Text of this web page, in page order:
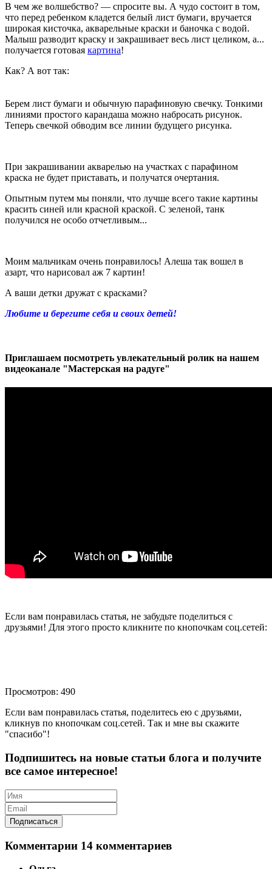
В чем же волшебство? — спросите вы. А чудо состоит в том,
что перед ребенком кладется белый лист бумаги, вручается
широкая кисточка, акварельные краски и баночка с водой.
Малыш разводит краску и закрашивает весь лист целиком, а...
получается готовая картина!
Как? А вот так:
Берем лист бумаги и обычную парафиновую свечку. Тонкими
линиями простого карандаша можно набросать рисунок.
Теперь свечкой обводим все линии будущего рисунка.
При закрашивании акварелью на участках с парафином
краска не будет приставать, и получатся очертания.
Опытным путем мы поняли, что лучше всего такие картины
красить синей или красной краской. С зеленой, танк
получился не особо отчетливым...
Моим мальчикам очень понравилось! Алеша так вошел в
азарт, что нарисовал аж 7 картин!
А ваши детки дружат с красками?
Любите и берегите себя и своих детей!
Приглашаем посмотреть увлекательный ролик на нашем
видеоканале "Мастерская на радуге"
Если вам понравилась статья, не забудьте поделиться с
друзьями! Для этого просто кликните по кнопочкам соц.сетей:
Просмотров: 490
Если вам понравилась статья, поделитесь ею с друзьями,
кликнув по кнопочкам соц.сетей. Так и мне вы скажите
"спасибо"!
Подпишитесь на новые статьи блога и получите
все самое интересное!
Комментарии 14 комментариев